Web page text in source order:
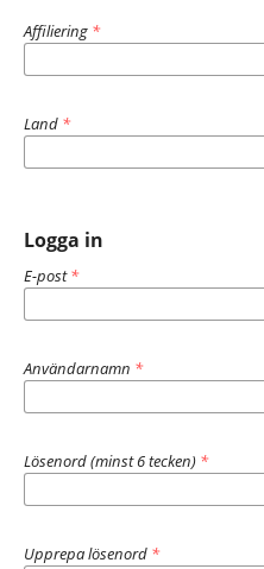
Affiliering *
Land *
Logga in
E-post*
Användarnamn *
Lösenord (minst 6 tecken) *
Upprepa lösenord *